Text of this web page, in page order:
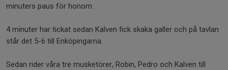
minuters paus för honom.
4 minuter har tickat sedan Kalven fick skaka galler och på tavlan
står det 5-6 till Enköpingarna.
Sedan rider våra tre musketörer, Robin, Pedro och Kalven till